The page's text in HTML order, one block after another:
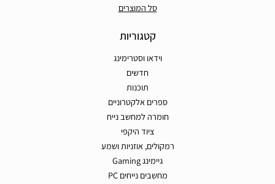
סל המוצרים
קטגוריות
וידאו וסטרימינג
חדשים
תוכנות
ספרים אלקטרוניים
חומרה למחשב נייח
ציוד היקפי
רמקולים, אוזניות ושמע
גיימינג Gaming
מחשבים נייחים PC